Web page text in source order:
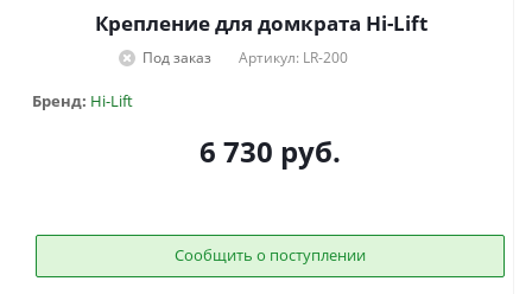
Крепление для домкрата Hi-Lift
Под заказ Артикул: LR-200
Бренд: Hi-Lift
6 730 руб.
Сообщить о поступлении